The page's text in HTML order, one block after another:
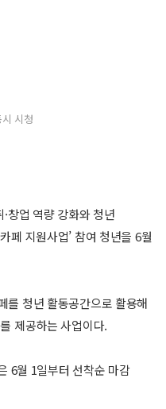
시청
창업 역량 강화와 청년
페 지원사업’ 참여 청년을 6월
를 청년 활동공간으로 활용해
제공하는 사업이다.
6월 1일부터 선착순 마감